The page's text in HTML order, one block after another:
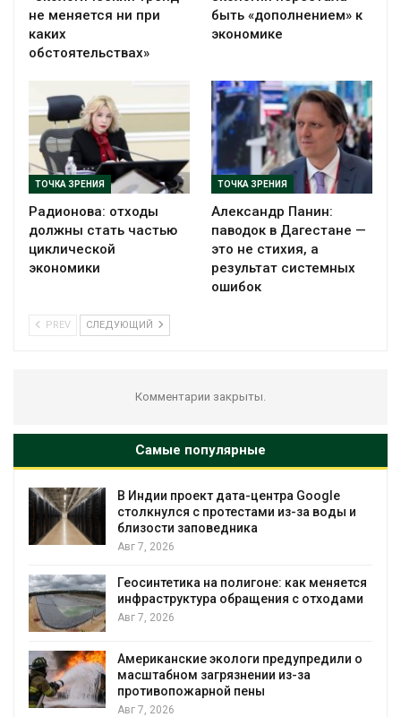
не меняется ни при
каких
обстоятельствах»
быть «дополнением» к
экономике
ТОЧКА ЗРЕНИЯ
Радионова: отходы
должны стать частью
циклической
экономики
ТОЧКА ЗРЕНИЯ
Александр Панин:
паводок в Дагестане —
это не стихия, а
результат системных
ошибок
PREV СЛЕДУЮЩИЙ
Комментарии закрыты.
Самые популярные
В Индии проект дата-центра Google
столкнулся с протестами из-за воды и
близости заповедника
Авг 7, 2026
Геосинтетика на полигоне: как меняется
инфраструктура обращения с отходами
Авг 7, 2026
Американские экологи предупредили о
масштабном загрязнении из-за
противопожарной пены
Авг 7, 2026